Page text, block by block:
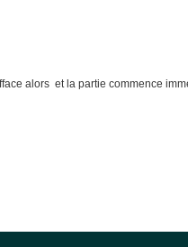
alors et la partie commence